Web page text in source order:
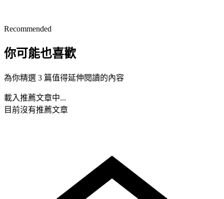
Recommended
你可能也喜歡
為你精選 3 篇值得延伸閱讀的內容
載入推薦文章中...
目前沒有推薦文章